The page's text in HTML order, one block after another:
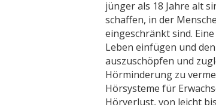
jünger als 18 Jahre alt
schaffen, in der
eingeschränkt sind.
Leben einfügen und
auszuschöpfen und
Hörminderung zu
Hörsysteme für
Hörverlust, von leicht